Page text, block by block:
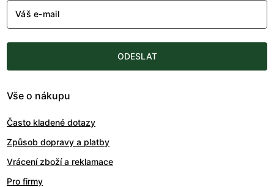
Váš e-mail
ODESLAT
Vše o nákupu
Často kladené dotazy
Způsob dopravy a platby
Vrácení zboží a reklamace
Pro firmy